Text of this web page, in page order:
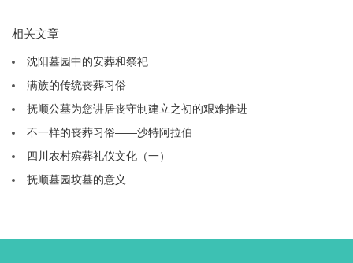
相关文章
沈阳墓园中的安葬和祭祀
满族的传统丧葬习俗
抚顺公墓为您讲居丧守制建立之初的艰难推进
不一样的丧葬习俗——沙特阿拉伯
四川农村殡葬礼仪文化（一）
抚顺墓园坟墓的意义